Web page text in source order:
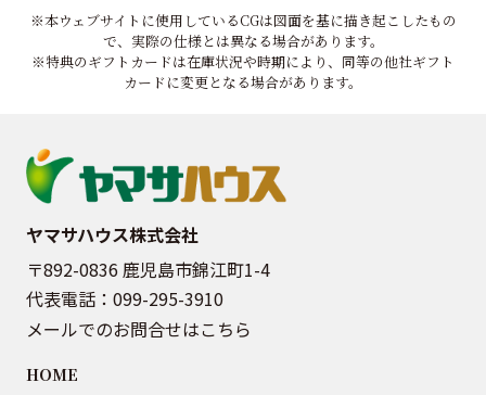
※本ウェブサイトに使用しているCGは図面を基に描き起こしたもの
で、実際の仕様とは異なる場合があります。
※特典のギフトカードは在庫状況や時期により、同等の他社ギフト
カードに変更となる場合があります。
ヤマサハウス株式会社
〒892-0836 鹿児島市錦江町1-4
代表電話： 099-295-3910
メールでのお問合せはこちら
HOME